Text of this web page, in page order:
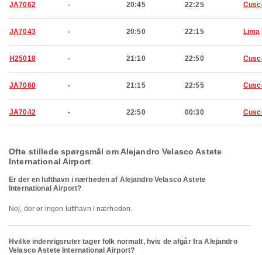
JA7062 - 20:45 22:25
JA7043 - 20:50 22:15 Lima
H25018 - 21:10 22:50
JA7060 - 21:15 22:55
JA7042 - 22:50 00:30
Ofte stillede spørgsmål om Alejandro Velasco Astete
International Airport
Er der en lufthavn i nærheden af Alejandro Velasco Astete
International Airport?
Nej, der er ingen lufthavn i nærheden.
Hvilke indenrigsruter tager folk normalt, hvis de afgår fra Alejandro
Velasco Astete International Airport?